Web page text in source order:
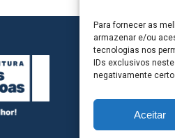
Para fornecer as
armazenar e/ou
tecnologias nos
IDs exclusivos
negativamente
Aceitar